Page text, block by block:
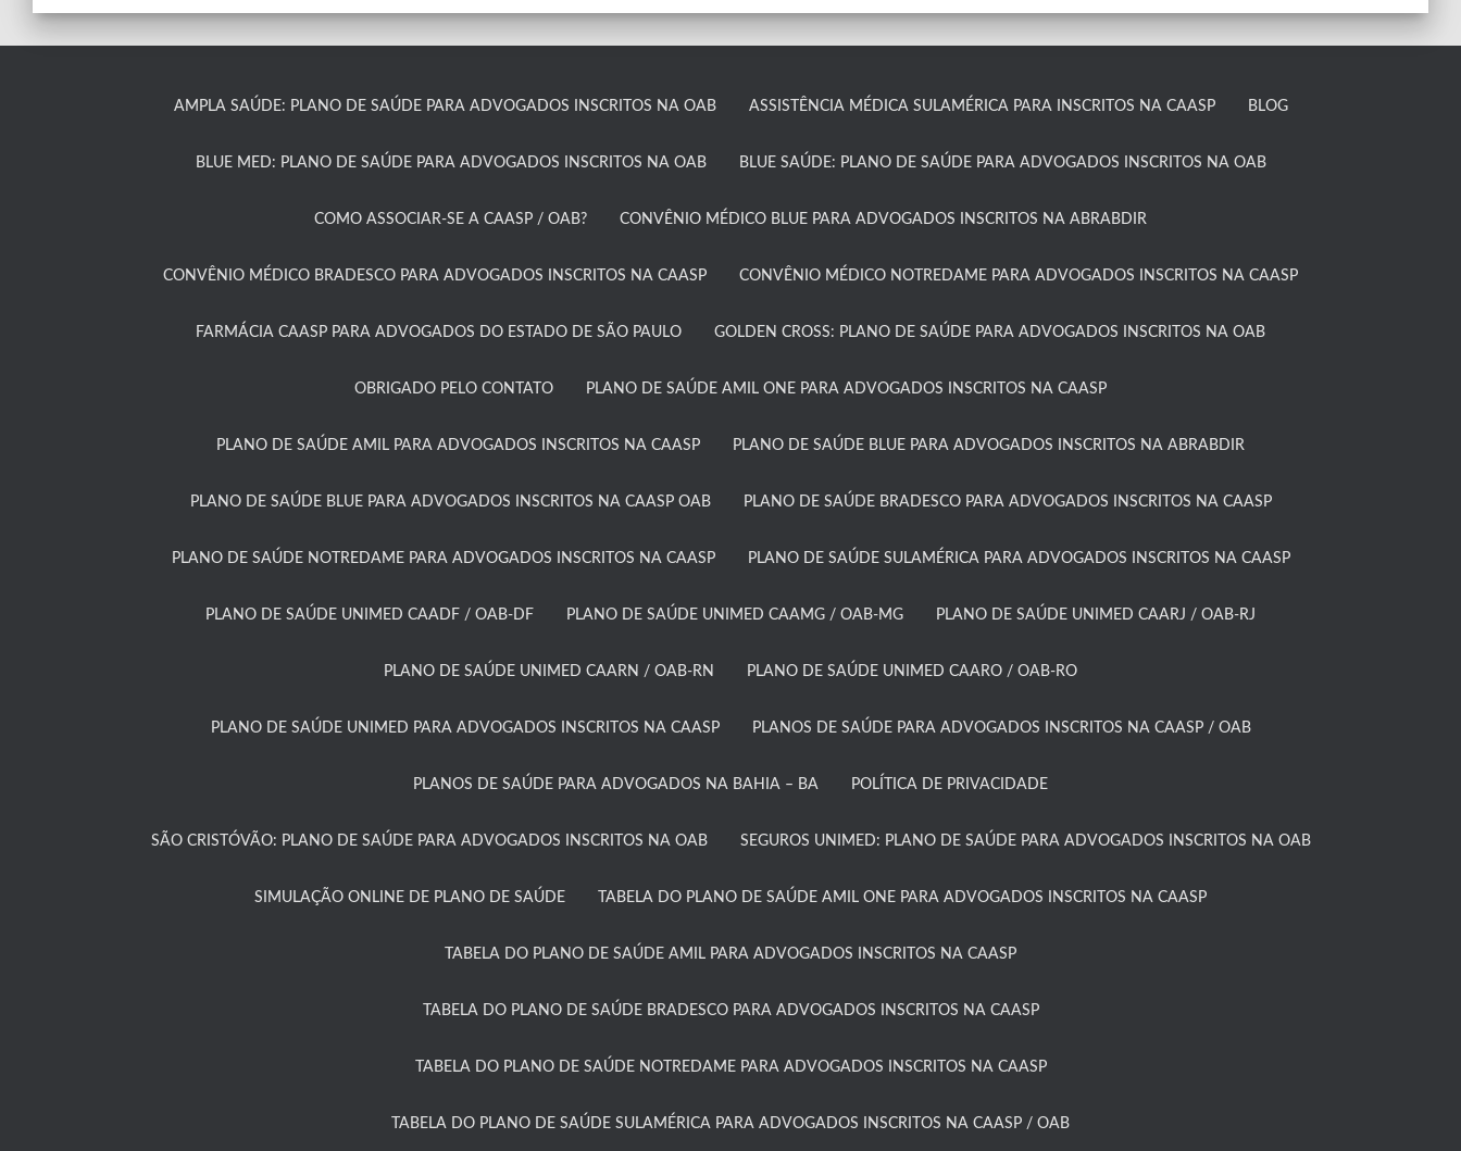
AMPLA SAÚDE: PLANO DE SAÚDE PARA ADVOGADOS INSCRITOS NA OAB ASSISTÊNCIA MÉDICA SULAMÉRICA PARA INSCRITOS NA CAASP​ BLOG
BLUE MED: PLANO DE SAÚDE PARA ADVOGADOS INSCRITOS NA OAB BLUE SAÚDE: PLANO DE SAÚDE PARA ADVOGADOS INSCRITOS NA OAB​
COMO ASSOCIAR-SE A CAASP / OAB?​ CONVÊNIO MÉDICO BLUE PARA ADVOGADOS INSCRITOS NA ABRABDIR
CONVÊNIO MÉDICO BRADESCO PARA ADVOGADOS INSCRITOS NA CAASP​ CONVÊNIO MÉDICO NOTREDAME PARA ADVOGADOS INSCRITOS NA CAASP​
FARMÁCIA CAASP PARA ADVOGADOS DO ESTADO DE SÃO PAULO​ GOLDEN CROSS: PLANO DE SAÚDE PARA ADVOGADOS INSCRITOS NA OAB
OBRIGADO PELO CONTATO PLANO DE SAÚDE AMIL ONE PARA ADVOGADOS INSCRITOS NA CAASP​
PLANO DE SAÚDE AMIL PARA ADVOGADOS INSCRITOS NA CAASP PLANO DE SAÚDE BLUE PARA ADVOGADOS INSCRITOS NA ABRABDIR
PLANO DE SAÚDE BLUE PARA ADVOGADOS INSCRITOS NA CAASP OAB PLANO DE SAÚDE BRADESCO PARA ADVOGADOS INSCRITOS NA CAASP​
PLANO DE SAÚDE NOTREDAME PARA ADVOGADOS INSCRITOS NA CAASP​ PLANO DE SAÚDE SULAMÉRICA PARA ADVOGADOS INSCRITOS NA CAASP​
PLANO DE SAÚDE UNIMED CAADF / OAB-DF​ PLANO DE SAÚDE UNIMED CAAMG / OAB-MG​ PLANO DE SAÚDE UNIMED CAARJ / OAB-RJ​
PLANO DE SAÚDE UNIMED CAARN / OAB-RN PLANO DE SAÚDE UNIMED CAARO / OAB-RO​
PLANO DE SAÚDE UNIMED PARA ADVOGADOS INSCRITOS NA CAASP​ PLANOS DE SAÚDE PARA ADVOGADOS INSCRITOS NA CAASP / OAB
PLANOS DE SAÚDE PARA ADVOGADOS NA BAHIA – BA​ POLÍTICA DE PRIVACIDADE
SÃO CRISTÓVÃO: PLANO DE SAÚDE PARA ADVOGADOS INSCRITOS NA OAB SEGUROS UNIMED: PLANO DE SAÚDE PARA ADVOGADOS INSCRITOS NA OAB
SIMULAÇÃO ONLINE DE PLANO DE SAÚDE TABELA DO PLANO DE SAÚDE AMIL ONE PARA ADVOGADOS INSCRITOS NA CAASP​
TABELA DO PLANO DE SAÚDE AMIL PARA ADVOGADOS INSCRITOS NA CAASP​
TABELA DO PLANO DE SAÚDE BRADESCO PARA ADVOGADOS INSCRITOS NA CAASP​
TABELA DO PLANO DE SAÚDE NOTREDAME PARA ADVOGADOS INSCRITOS NA CAASP
TABELA DO PLANO DE SAÚDE SULAMÉRICA PARA ADVOGADOS INSCRITOS NA CAASP / OAB